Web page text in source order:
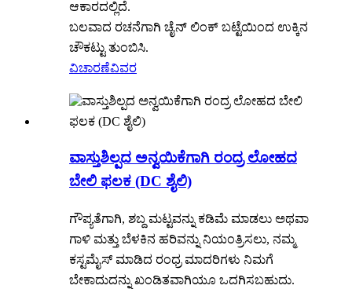
ಆಕಾರದಲ್ಲಿದೆ.
ಬಲವಾದ ರಚನೆಗಾಗಿ ಚೈನ್ ಲಿಂಕ್ ಬಟ್ಟೆಯಿಂದ ಉಕ್ಕಿನ
ಚೌಕಟ್ಟು ತುಂಬಿಸಿ.
ವಿಚಾರಣೆವಿವರ
ವಾಸ್ತುಶಿಲ್ಪದ ಅನ್ವಯಿಕೆಗಾಗಿ ರಂದ್ರ ಲೋಹದ
ಬೇಲಿ ಫಲಕ (DC ಶೈಲಿ)
ಗೌಪ್ಯತೆಗಾಗಿ, ಶಬ್ದ ಮಟ್ಟವನ್ನು ಕಡಿಮೆ ಮಾಡಲು ಅಥವಾ
ಗಾಳಿ ಮತ್ತು ಬೆಳಕಿನ ಹರಿವನ್ನು ನಿಯಂತ್ರಿಸಲು, ನಮ್ಮ
ಕಸ್ಟಮೈಸ್ ಮಾಡಿದ ರಂಧ್ರ ಮಾದರಿಗಳು ನಿಮಗೆ
ಬೇಕಾದುದನ್ನು ಖಂಡಿತವಾಗಿಯೂ ಒದಗಿಸಬಹುದು.